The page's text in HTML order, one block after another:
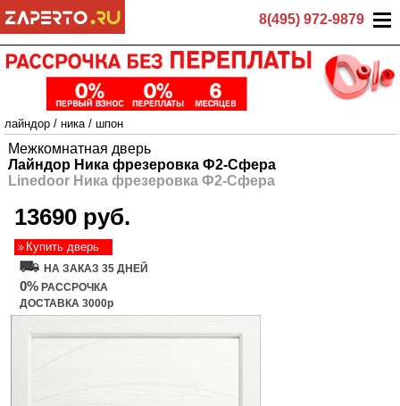
8(495) 972-9879
лайндор / ника/ шпон
Межкомнатная дверь
Лайндор Ника фрезеровка Ф2-Сфера
Linedoor Ника фрезеровка Ф2-Сфера
13690 руб.
Купить дверь
НА ЗАКАЗ 35 ДНЕЙ
0% РАССРОЧКА
ДОСТАВКА 3000р